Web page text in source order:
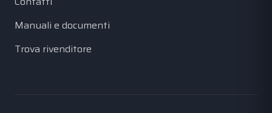
Manuali e documenti
Trova rivenditore